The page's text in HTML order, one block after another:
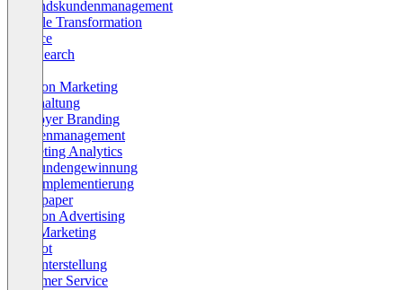
Bestandskundenmanagement
Digitale Transformation
Finance
Paid Search
Amazon Marketing
Buchhaltung
Employer Branding
Kundenmanagement
Marketing Analytics
Neukundengewinnung
Tool-Implementierung
Whitepaper
Amazon Advertising
B2B Marketing
Chatbot
Contenterstellung
Customer Service